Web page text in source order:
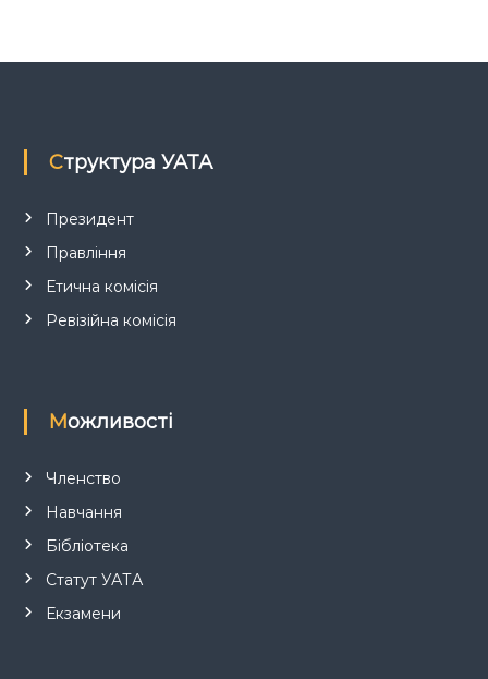
а
с
в
Структура УАТА
Президент
Правління
Етична комісія
Ревізійна комісія
Можливості
Членство
Навчання
Бібліотека
Статут УАТА
Екзамени